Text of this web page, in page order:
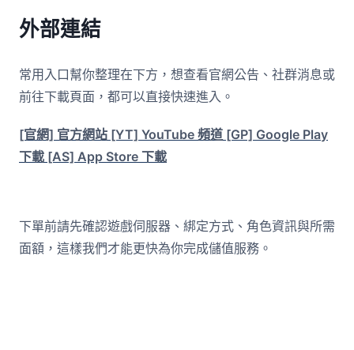
外部連結
常用入口幫你整理在下方，想查看官網公告、社群消息或
前往下載頁面，都可以直接快速進入。
[官網] 官方網站 [YT] YouTube 頻道 [GP] Google Play
下載 [AS] App Store 下載
下單前請先確認遊戲伺服器、綁定方式、角色資訊與所需
面額，這樣我們才能更快為你完成儲值服務。